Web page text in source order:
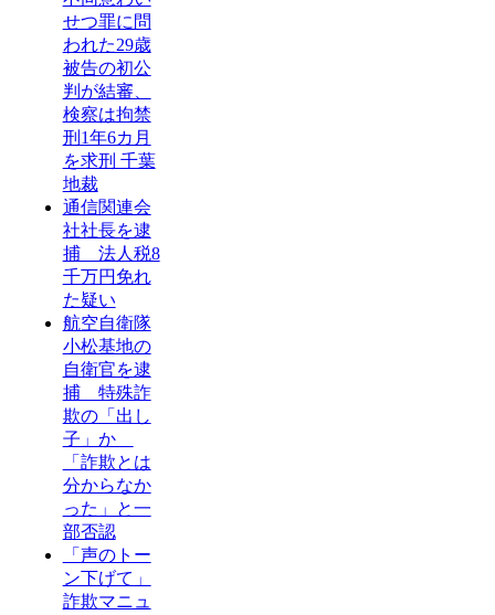
せつ罪に問
われた29歳
被告の初公
判が結審、
検察は拘禁
刑1年6カ月
を求刑 千葉
地裁
通信関連会
社社長を逮
捕 法人税8
千万円免れ
た疑い
航空自衛隊
小松基地の
自衛官を逮
捕 特殊詐
欺の「出し
子」か
「詐欺とは
分からなか
った」と一
部否認
「声のトー
ン下げて」
詐欺マニュ